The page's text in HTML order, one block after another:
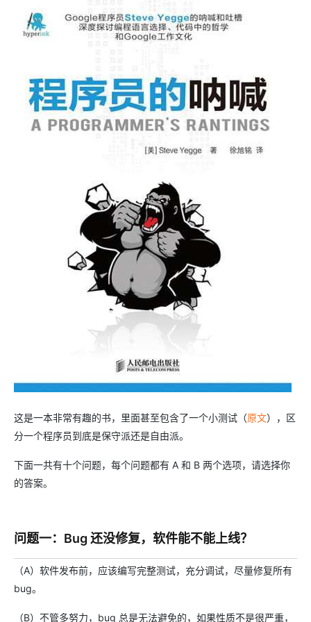
这是一本非常有趣的书，里面甚至包含了一个小测试（原文），区
分一个程序员到底是保守派还是自由派。
下面一共有十个问题，每个问题都有 A 和 B 两个选项，请选择你
的答案。
问题一：Bug 还没修复，软件能不能上线？
（A）软件发布前，应该编写完整测试，充分调试，尽量修复所有
bug。
（B）不管多努力，bug 总是无法避免的，如果性质不是很严重，